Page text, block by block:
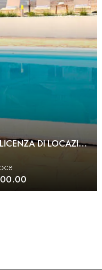
VILLA CON VISTA MARE E LICENZA DI LOCAZIONE A SA CARROCA